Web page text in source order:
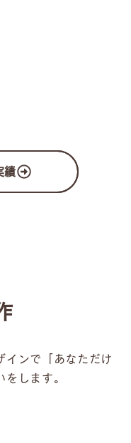
績
インで「あなただけ
します。